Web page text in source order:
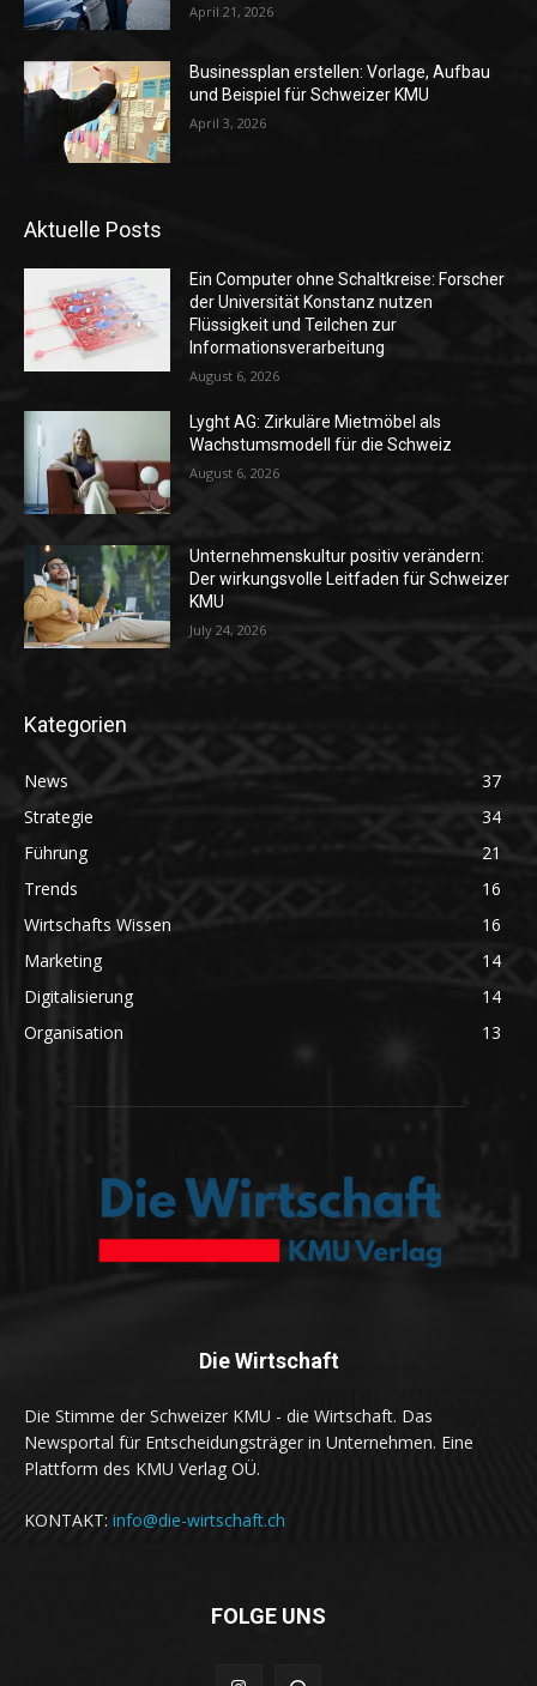
April 21, 2026
Businessplan erstellen: Vorlage, Aufbau
und Beispiel für Schweizer KMU
April 3, 2026
Aktuelle Posts
Ein Computer ohne Schaltkreise: Forscher
der Universität Konstanz nutzen
Flüssigkeit und Teilchen zur
Informationsverarbeitung
August 6, 2026
Lyght AG: Zirkuläre Mietmöbel als
Wachstumsmodell für die Schweiz
August 6, 2026
Unternehmenskultur positiv verändern:
Der wirkungsvolle Leitfaden für Schweizer
KMU
July 24, 2026
Kategorien
News
37
Strategie
34
Führung
21
Trends
16
Wirtschafts Wissen
16
Marketing
14
Digitalisierung
14
Organisation
13
Die Wirtschaft
Die Stimme der Schweizer KMU - die Wirtschaft. Das
Newsportal für Entscheidungsträger in Unternehmen. Eine
Plattform des KMU Verlag OÜ.
KONTAKT: info@die-wirtschaft.ch
FOLGE UNS